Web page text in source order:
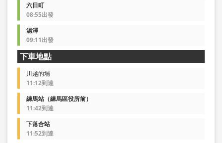
六日町
08:55出發
湯澤
09:11出發
下車地點
川越的場
11:12到達
練馬站（練馬區役所前）
11:42到達
下落合站
11:52到達